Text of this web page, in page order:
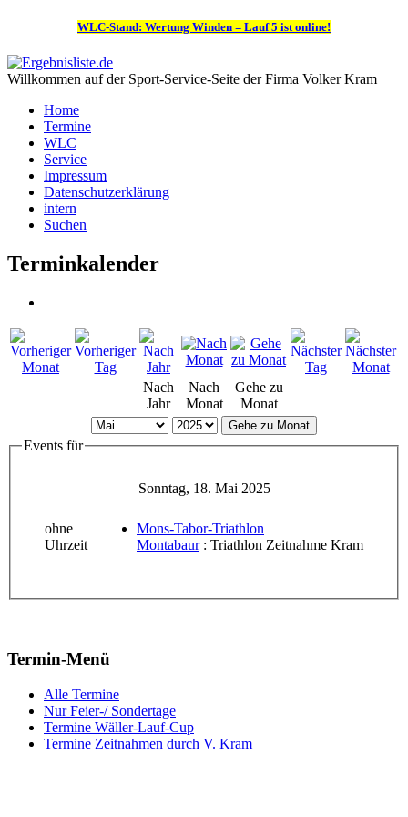
WLC-Stand: Wertung Winden = Lauf 5 ist online!
Willkommen auf der Sport-Service-Seite der Firma Volker Kram
Home
Termine
WLC
Service
Impressum
Datenschutzerklärung
intern
Suchen
Terminkalender
Nach
Jahr
Nach
Monat
Gehe zu
Monat
Gehe zu Monat
Events für
Sonntag, 18. Mai 2025
ohne
Uhrzeit
Mons-Tabor-Triathlon
Montabaur: Triathlon Zeitnahme Kram
Termin-Menü
Alle Termine
Nur Feier-/ Sondertage
Termine Wäller-Lauf-Cup
Termine Zeitnahmen durch V. Kram